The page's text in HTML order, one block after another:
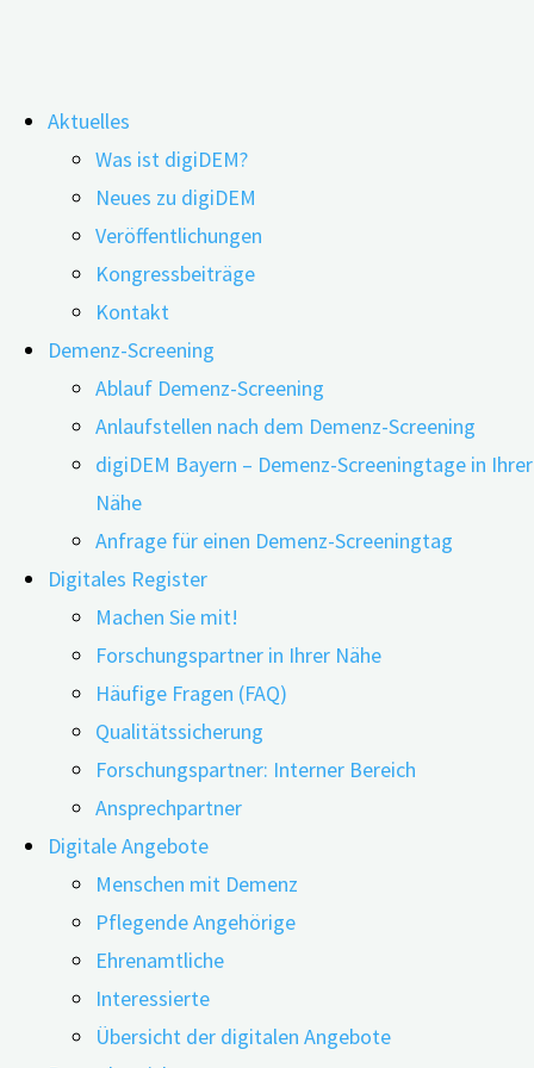
Inhalt
springen
Aktuelles
Was ist digiDEM?
Neues zu digiDEM
Veröffentlichungen
Kongressbeiträge
Kontakt
Demenz-Screening
Ablauf Demenz-Screening
Anlaufstellen nach dem Demenz-Screening
digiDEM Bayern – Demenz-Screeningtage in Ihrer
Nähe
Anfrage für einen Demenz-Screeningtag
Digitales Register
Machen Sie mit!
Forschungspartner in Ihrer Nähe
Häufige Fragen (FAQ)
Qualitätssicherung
Forschungspartner: Interner Bereich
Ansprechpartner
Digitale Angebote
Menschen mit Demenz
Pflegende Angehörige
Ehrenamtliche
Interessierte
Übersicht der digitalen Angebote
Pflege: Frauen stärker belastet als
Männer
27.11.202524.06.2026
Wie wirkt sich das Geschlecht pflegender An- und
Zugehöriger auf die Pflegebelastung aus? Spielen
regionale oder wirtschaftliche Faktoren eine Rolle?
Forschende aus den USA kamen zu dem Ergebnis,
dass ein entscheidender Faktor für die
Pflegebelastung das Geschlecht ist.
In einer systematischen Überprüfung von 47 Studien mit
fast 15.000 pflegenden An- und Zugehörigen von